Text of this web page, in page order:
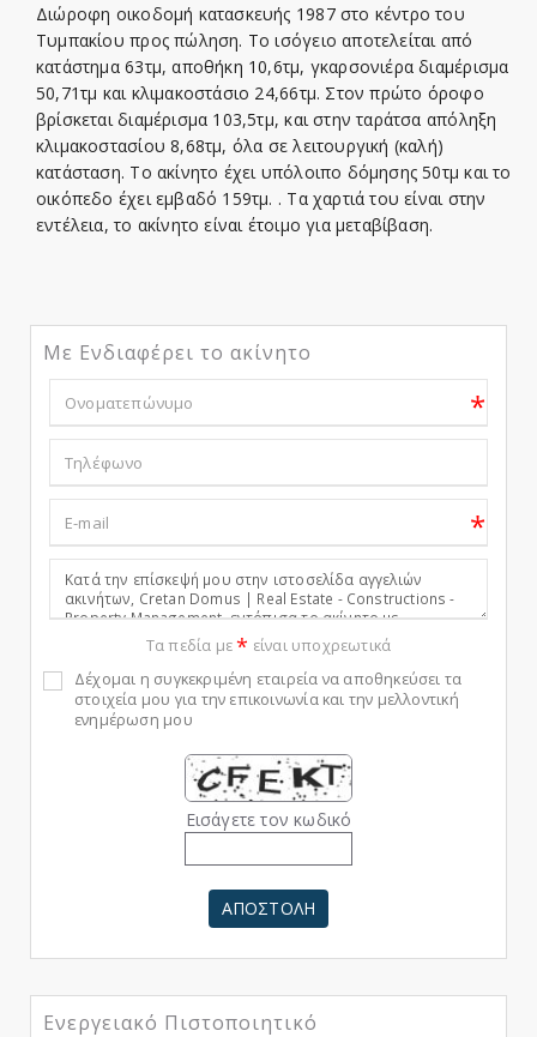
Διώροφη οικοδομή κατασκευής 1987 στο κέντρο του
Τυμπακίου προς πώληση. Το ισόγειο αποτελείται από
κατάστημα 63τμ, αποθήκη 10,6τμ, γκαρσονιέρα διαμέρισμα
50,71τμ και κλιμακοστάσιο 24,66τμ. Στον πρώτο όροφο
βρίσκεται διαμέρισμα 103,5τμ, και στην ταράτσα απόληξη
κλιμακοστασίου 8,68τμ, όλα σε λειτουργική (καλή)
κατάσταση. Το ακίνητο έχει υπόλοιπο δόμησης 50τμ και το
οικόπεδο έχει εμβαδό 159τμ. . Τα χαρτιά του είναι στην
εντέλεια, το ακίνητο είναι έτοιμο για μεταβίβαση.
Με Ενδιαφέρει το ακίνητο
*
*
Τα πεδία με* είναι υποχρεωτικά
Δέχομαι η συγκεκριμένη εταιρεία να αποθηκεύσει τα
στοιχεία μου για την επικοινωνία και την μελλοντική
ενημέρωση μου
Εισάγετε τον κωδικό
ΑΠΟΣΤΟΛΗ
Ενεργειακό Πιστοποιητικό